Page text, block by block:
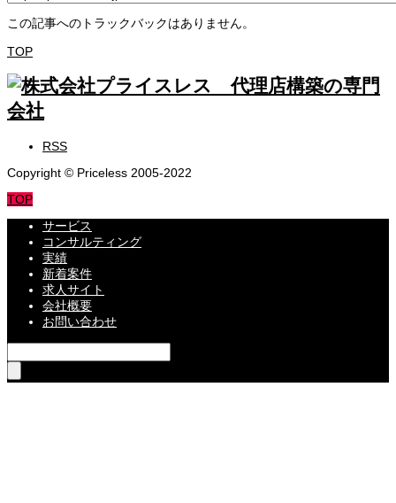
この記事へのトラックバックはありません。
TOP
RSS
Copyright © Priceless 2005-2022
TOP
サービス
コンサルティング
実績
新着案件
求人サイト
会社概要
お問い合わせ